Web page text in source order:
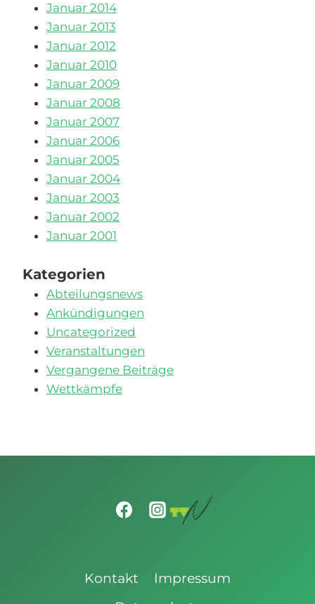
Januar 2014
Januar 2013
Januar 2012
Januar 2010
Januar 2009
Januar 2008
Januar 2007
Januar 2006
Januar 2005
Januar 2004
Januar 2003
Januar 2002
Januar 2001
Kategorien
Abteilungsnews
Ankündigungen
Uncategorized
Veranstaltungen
Vergangene Beiträge
Wettkämpfe
Kontakt
Impressum